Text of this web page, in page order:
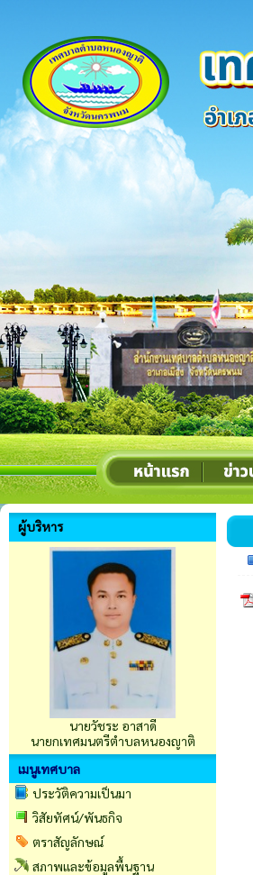
ผู้บริหาร
นายวัชระ อาสาดี
นายกเทศมนตรีตำบลหนองญาติ
เมนูเทศบาล
ประวัติความเป็นมา
วิสัยทัศน์/พันธกิจ
ตราสัญลักษณ์
สภาพและข้อมูลพื้นฐาน